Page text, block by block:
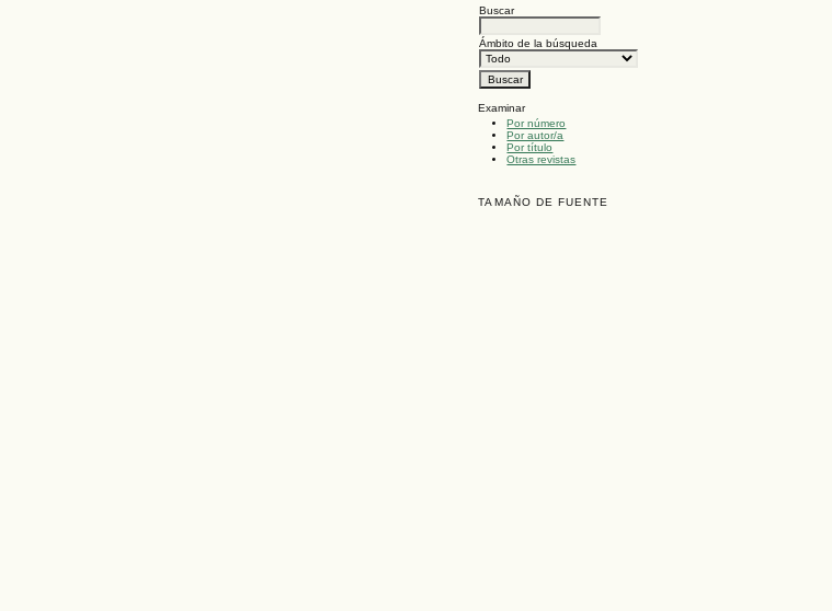
Buscar
Ámbito de la búsqueda
Examinar
Por número
Por autor/a
Por título
Otras revistas
TAMAÑO DE FUENTE